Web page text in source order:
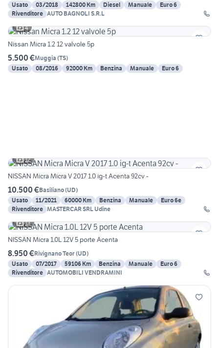
Usato
03/2018 142800 Km Diesel Manuale
Euro 6
Rivenditore AUTO BAGNOLI S.R.L
4
Nissan Micra 1.2 12 valvole 5p
5.500 €Muggia (TS)
Usato
08/2016 92000 Km Benzina Manuale Euro 6
12
NISSAN Micra Micra V 2017 1.0 ig-t Acenta 92cv -
10.500 €Basiliano(UD)
Usato
11/2021 60000 Km Benzina Manuale
Euro 6e
Rivenditore MASTERCAR SRL Udine
13
NISSAN Micra 1.0L 12V 5 porte Acenta
8.950 €Rivignano Teor(UD)
Usato
07/2017 59106 Km Benzina Manuale
Euro 6
Rivenditore AUTOMOBILI VENDRAMINI